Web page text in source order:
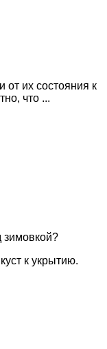
от их состояния к
что ...
зимовкой?
к укрытию.